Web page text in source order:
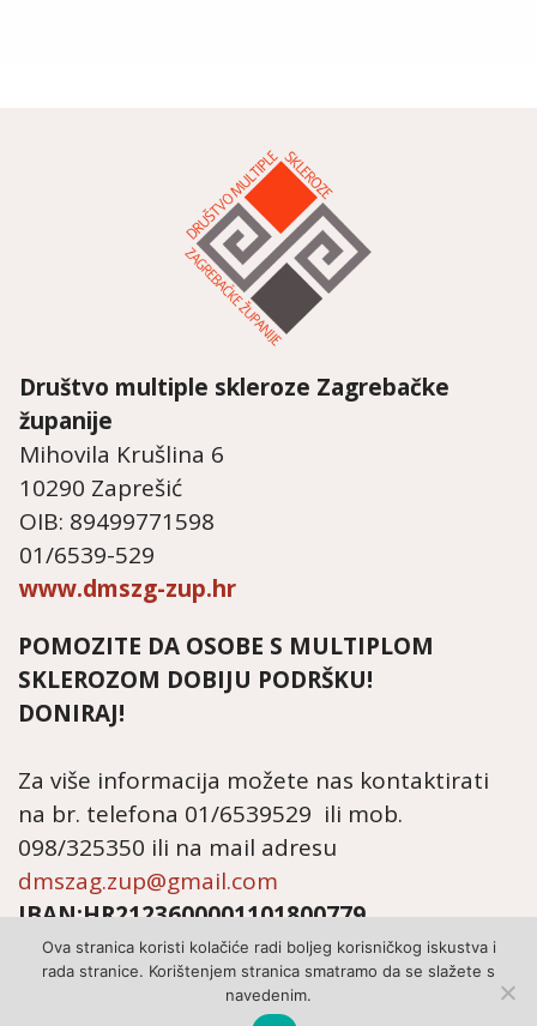
Društvo multiple skleroze Zagrebačke
županije
Mihovila Krušlina 6
10290 Zaprešić
OIB: 89499771598
01/6539-529
www.dmszg-zup.hr
POMOZITE DA OSOBE S MULTIPLOM
SKLEROZOM DOBIJU PODRŠKU!
DONIRAJ!
Za više informacija možete nas kontaktirati
na br. telefona 01/6539529 ili mob.
098/325350 ili na mail adresu
dmszag.zup@gmail.com
IBAN:HR2123600001101800779
© 2022 - POLICA PRIVATNOSTI
Ova stranica koristi kolačiće radi boljeg korisničkog iskustva i
rada stranice. Korištenjem stranica smatramo da se slažete s
navedenim.